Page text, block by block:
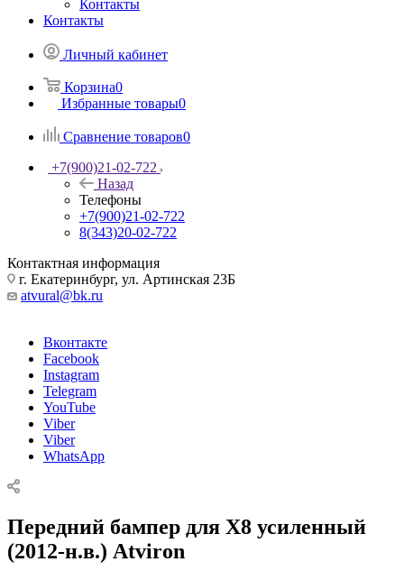
Контакты
Контакты
Личный кабинет
Корзина0
Избранные товары0
Сравнение товаров0
+7(900)21-02-722
Назад
Телефоны
+7(900)21-02-722
8(343)20-02-722
Контактная информация
г. Екатеринбург, ул. Артинская 23Б
atvural@bk.ru
Вконтакте
Facebook
Instagram
Telegram
YouTube
Viber
Viber
WhatsApp
Передний бампер для X8 усиленный
(2012-н.в.) Atviron